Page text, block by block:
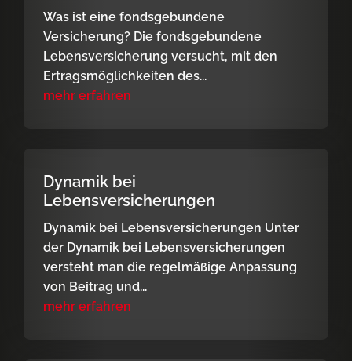
Was ist eine fondsgebundene
Versicherung? Die fondsgebundene
Lebensversicherung versucht, mit den
Ertragsmöglichkeiten des...
mehr erfahren
Dynamik bei
Lebensversicherungen
Dynamik bei Lebensversicherungen Unter
der Dynamik bei Lebensversicherungen
versteht man die regelmäßige Anpassung
von Beitrag und...
mehr erfahren